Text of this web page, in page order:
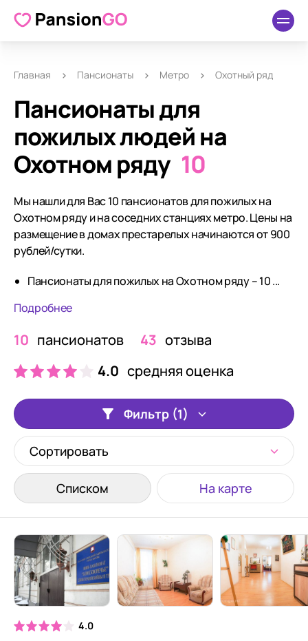
Главная Пансионаты Метро Охотный ряд
Пансионаты для
пожилых людей на
Охотном ряду 10
Мы нашли для Вас 10 пансионатов для пожилых на
Охотном ряду и на соседних станциях метро. Цены на
размещение в домах престарелых начинаются от 900
рублей/сутки.
Пансионаты для пожилых на Охотном ряду – 10 ...
Подробнее
10 пансионатов 43 отзыва
4.0 средняя оценка
Фильтр (1)
Сортировать
Списком На карте
4.0